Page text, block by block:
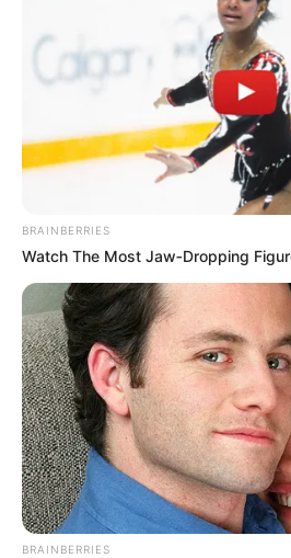
BRAINBERRIES
Watch The Most Jaw‑Dropping
BRAINBERRIES